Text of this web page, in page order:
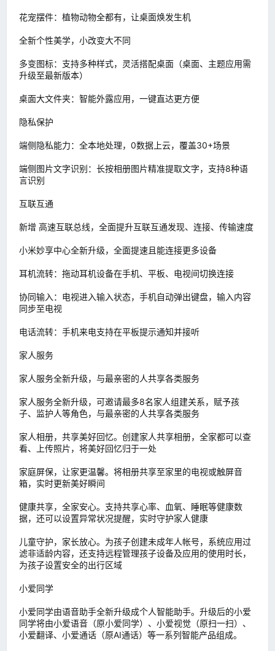
花宠摆件：植物动物全都有，让桌面焕发生机
全新个性美学，小改变大不同
多变图标：支持多种样式，灵活搭配桌面（桌面、主题应用需
升级至最新版本）
桌面大文件夹：智能外露应用，一键直达更方便
隐私保护
端侧隐私能力：全本地处理，0数据上云，覆盖30+场景
端侧图片文字识别：长按相册图片精准提取文字，支持8种语
言识别
互联互通
新增 高速互联总线，全面提升互联互通发现、连接、传输速度
小米妙享中心全新升级，全面提速且能连接更多设备
耳机流转：拖动耳机设备在手机、平板、电视间切换连接
协同输入：电视进入输入状态，手机自动弹出键盘，输入内容
同步至电视
电话流转：手机来电支持在平板提示通知并接听
家人服务
家人服务全新升级，与最亲密的人共享各类服务
家人服务全新升级，可邀请最多8名家人组建关系，赋予孩
子、监护人等角色，与最亲密的人共享各类服务
家人相册，共享美好回忆。创建家人共享相册，全家都可以查
看、上传照片，将美好回忆归于一处
家庭屏保，让家更温馨。将相册共享至家里的电视或触屏音
箱，实时更新美好瞬间
健康共享，全家安心。支持共享心率、血氧、睡眠等健康数
据，还可以设置异常状况提醒，实时守护家人健康
儿童守护，家长放心。为孩子创建未成年人帐号，系统应用过
滤非适龄内容，还支持远程管理孩子设备及应用的使用时长，
为孩子设置安全的出行区域
小爱同学
小爱同学由语音助手全新升级成个人智能助手。升级后的小爱
同学将由小爱语音（原小爱同学）、小爱视觉（原扫一扫）、
小爱翻译、小爱通话（原AI通话）等一系列智能产品组成。